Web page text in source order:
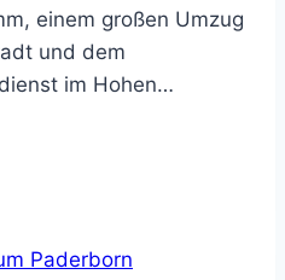
einem großen Umzug
und dem
im Hohen…
Paderborn